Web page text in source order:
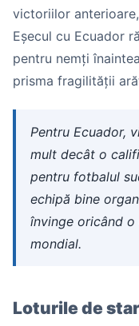
victoriilor
Eșecul cu Ecuador
pentru nemți
prisma fragilității
Pentru Ecuador,
mult decât o
pentru fotbalul
echipă bine
învinge oricând
mondial.
Loturile de